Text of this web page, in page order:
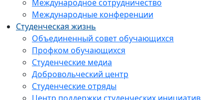
Международное сотрудничество
Международные конференции
Студенческая жизнь
Объединенный совет обучающихся
Профком обучающихся
Студенческие медиа
Добровольческий центр
Студенческие отряды